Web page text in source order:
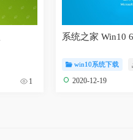
1
系统之家 Win10
win10系统下载
2020-12-19